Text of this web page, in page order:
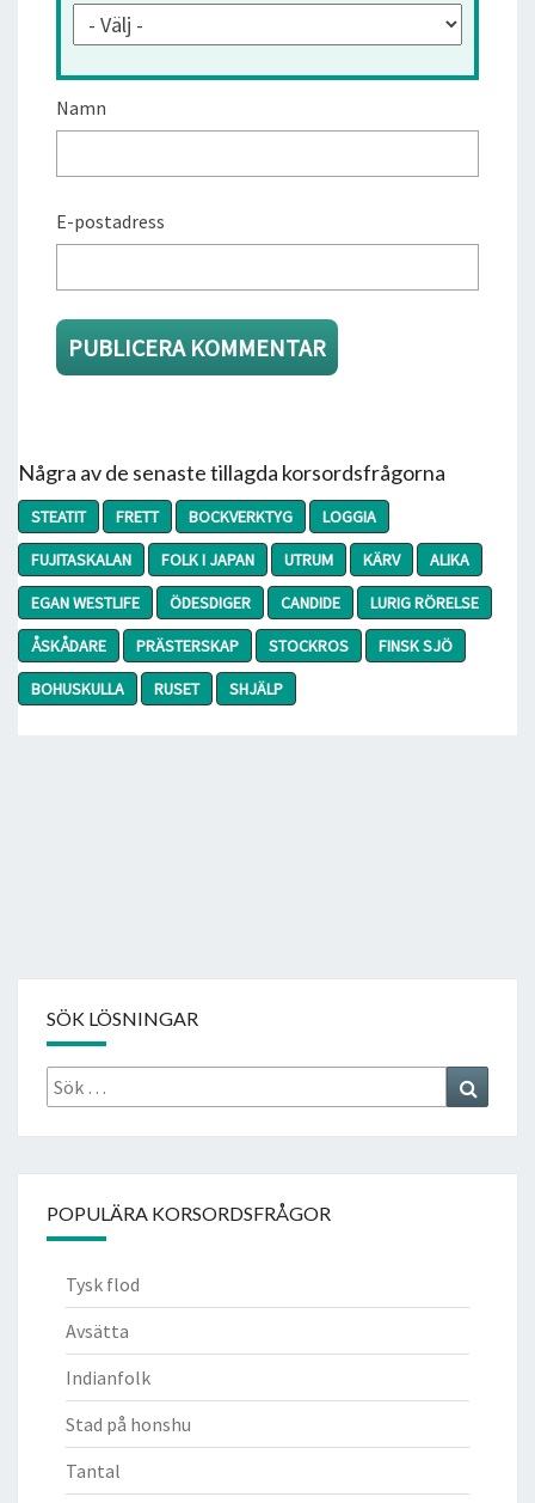
Namn
E-postadress
Några av de senaste tillagda korsordsfrågorna
STEATIT FRETT BOCKVERKTYG
LOGGIA
FUJITASKALAN
FOLK I JAPAN UTRUM KÄRV
ALIKA
EGAN WESTLIFE
ÖDESDIGER CANDIDE
LURIG RÖRELSE
ÅSKÅDARE
PRÄSTERSKAP STOCKROS
FINSK SJÖ
BOHUSKULLA
RUSET SHJÄLP
SÖK LÖSNINGAR
Sök
efter:
POPULÄRA KORSORDSFRÅGOR
Tysk flod
Avsätta
Indianfolk
Stad på honshu
Tantal